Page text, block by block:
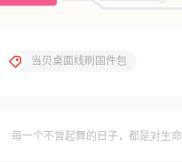
当贝桌面线刷固件包
每一个不曾起舞的日子，都是对生